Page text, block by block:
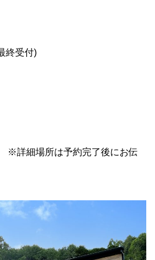
終受付)
※詳細場所は予約完了後にお伝